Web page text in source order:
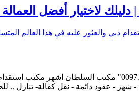
لاختيار أفضل العمالة
دبي والعثور عليه في هذا العالم
رقم تليفون "00971504894478897" مكتب
- شهر - عقود دائمة - نقل كفالة- تنازل ..